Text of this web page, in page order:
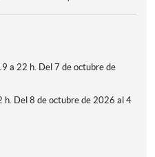
a 22 h. Del 7 de octubre de
h. Del 8 de octubre de 2026 al 4